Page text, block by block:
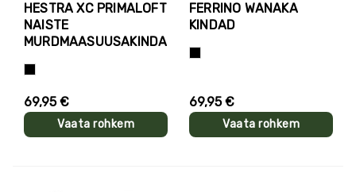
HESTRA XC PRIMALOFT
NAISTE
MURDMAASUUSAKINDAD
69,95 €
Vaata rohkem
FERRINO WANAKA
KINDAD
69,95 €
Vaata rohkem